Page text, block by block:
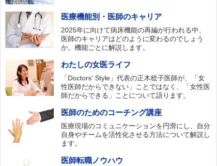
医療機能別・医師のキャリア
2025年に向けて病床機能の再編が行われる中、
医師のキャリアはどのように変わるのでしょう
か。機能ごとに解説します。
わたしの女医ライフ
「Doctors‘ Style」代表の正木稔子医師が、「女
性医師だからできない」ことではなく、「女性医
師だからできる」ことについて語ります。
医師のためのコーチング講座
医療現場のコミュニケーションを円滑にし、自分
自身やチームを活性化させる方法について解説し
ます。
医師転職ノウハウ